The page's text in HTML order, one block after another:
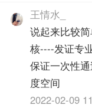
王情水_
说起来比较
核----发证专
保证一次性
度空间
2022-02-09